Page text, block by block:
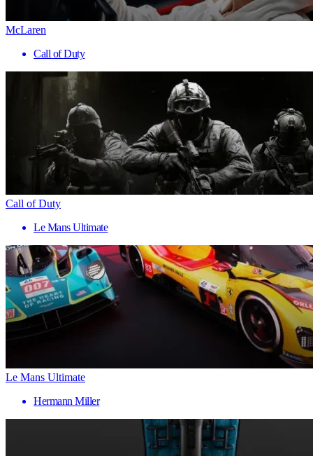
McLaren
Call of Duty
Call of Duty
Le Mans Ultimate
Le Mans Ultimate
Hermann Miller